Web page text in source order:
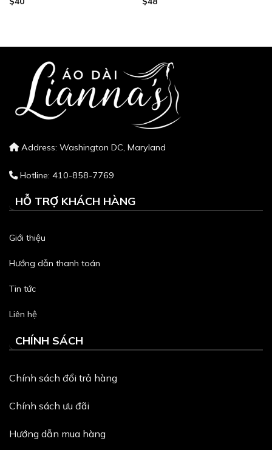
Address: Washington DC, Maryland
Hotline: 410-858-7769
HỖ TRỢ KHÁCH HÀNG
Giới thiệu
Hướng dẫn thanh toán
Tin tức
Liên hệ
CHÍNH SÁCH
Chính sách đổi trả hàng
Chính sách ưu đãi
Hướng dẫn mua hàng